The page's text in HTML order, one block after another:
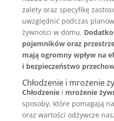
zalety oraz specyfikę
uwzględnić podczas
żywności w domu.
pojemników oraz
mają ogromny wpływ na
i bezpieczeństwo
Chłodzenie i mrożenie
Chłodzeniei mrożenie
sposoby, które pomagają
oraz wartości odżywcze